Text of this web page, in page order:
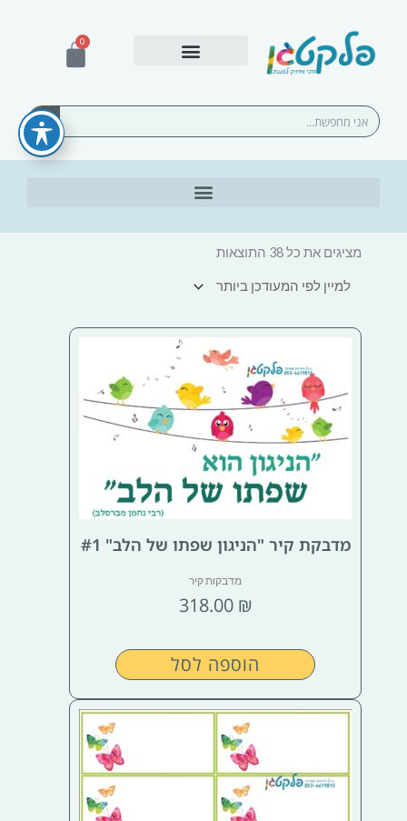
0
עגלת
חיפוש
מציגים את כל ⁦38⁩ התוצאות
ממוין
לפי
ביותר
מדבקת קיר "הניגון שפתו של הלב" #1
מדבקות קיר
318.00 ₪
הוספה לסל